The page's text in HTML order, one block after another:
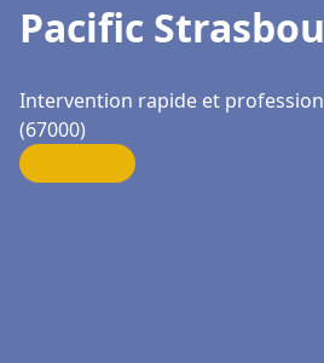
Pacific
Intervention rapide et
(67000)